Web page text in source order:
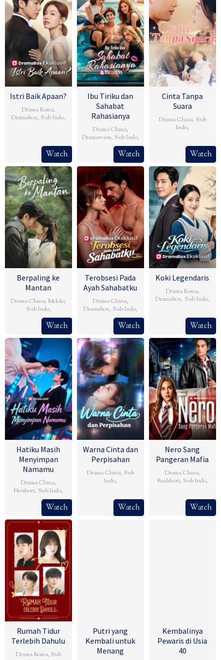
Istri Baik Apaan?
Drama Korea,
Dramabox, Sub Indo,
Watch
Ibu Tiriku dan
Sahabat
Rahasianya
Drama China,
Dramawave, Sub Indo,
Watch
Cinta Tanpa
Suara
Drama China, Sub
Indo,
Watch
Berpaling ke
Mantan
Drama China, Melolo,
Sub Indo,
Watch
Terobsesi Pada
Ayah Sahabatku
Drama China,
Dramabox, Sub Indo,
Watch
Koki Legendaris
Drama Korea,
Dramabox, Sub Indo,
Watch
Hatiku Masih
Menyimpan
Namamu
Drama China,
Netshort, Sub Indo,
Watch
Warna Cinta dan
Perpisahan
Drama China, Sub
Indo,
Watch
Nero Sang
Pangeran Mafia
Drama China,
Reelshort, Sub Indo,
Watch
Rumah Tidur
Terlebih Dahulu
Drama Korea, Sub
Putri yang
Kembali untuk
Menang
Kembalinya
Pewaris di Usia
40